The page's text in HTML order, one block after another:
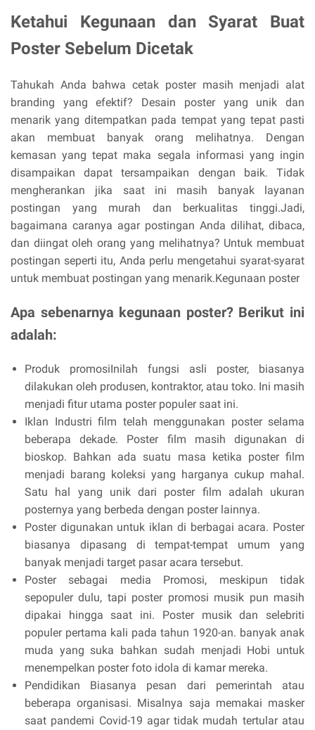
Ketahui Kegunaan dan Syarat Buat
Poster Sebelum Dicetak
Tahukah Anda bahwa cetak poster masih menjadi alat
branding yang efektif? Desain poster yang unik dan
menarik yang ditempatkan pada tempat yang tepat pasti
akan membuat banyak orang melihatnya. Dengan
kemasan yang tepat maka segala informasi yang ingin
disampaikan dapat tersampaikan dengan baik. Tidak
mengherankan jika saat ini masih banyak layanan
postingan yang murah dan berkualitas tinggi.Jadi,
bagaimana caranya agar postingan Anda dilihat, dibaca,
dan diingat oleh orang yang melihatnya? Untuk membuat
postingan seperti itu, Anda perlu mengetahui syarat-syarat
untuk membuat postingan yang menarik.Kegunaan poster
Apa sebenarnya kegunaan poster? Berikut ini
adalah:
Produk promosiInilah fungsi asli poster, biasanya
dilakukan oleh produsen, kontraktor, atau toko. Ini masih
menjadi fitur utama poster populer saat ini.
Iklan Industri film telah menggunakan poster selama
beberapa dekade. Poster film masih digunakan di
bioskop. Bahkan ada suatu masa ketika poster film
menjadi barang koleksi yang harganya cukup mahal.
Satu hal yang unik dari poster film adalah ukuran
posternya yang berbeda dengan poster lainnya.
Poster digunakan untuk iklan di berbagai acara. Poster
biasanya dipasang di tempat-tempat umum yang
banyak menjadi target pasar acara tersebut.
Poster sebagai media Promosi, meskipun tidak
sepopuler dulu, tapi poster promosi musik pun masih
dipakai hingga saat ini. Poster musik dan selebriti
populer pertama kali pada tahun 1920-an. banyak anak
muda yang suka bahkan sudah menjadi Hobi untuk
menempelkan poster foto idola di kamar mereka.
Pendidikan Biasanya pesan dari pemerintah atau
beberapa organisasi. Misalnya saja memakai masker
saat pandemi Covid-19 agar tidak mudah tertular atau